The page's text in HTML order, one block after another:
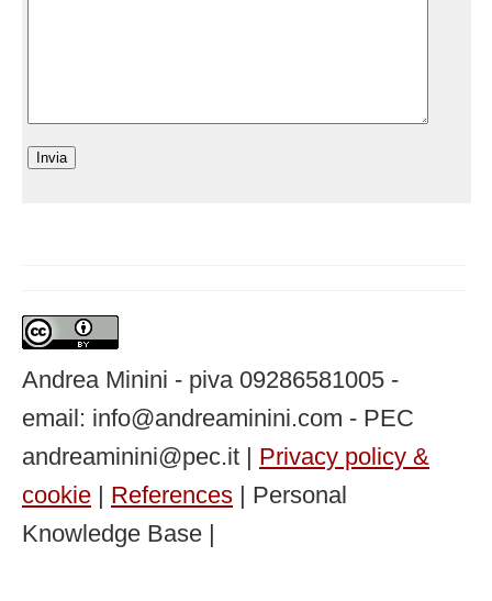
Andrea Minini - piva 09286581005 -
email: info@andreaminini.com - PEC
andreaminini@pec.it | Privacy policy &
cookie | References | Personal
Knowledge Base |